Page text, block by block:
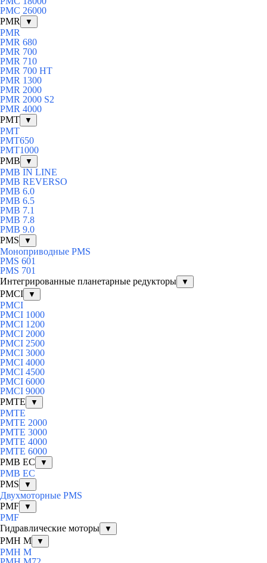
PMC 26000
PMR
▼
PMR
PMR 680
PMR 700
PMR 710
PMR 700 HT
PMR 1300
PMR 2000
PMR 2000 S2
PMR 4000
PMT
▼
PMT
PMT650
PMT1000
PMB
▼
PMB IN LINE
PMB REVERSO
PMB 6.0
PMB 6.5
PMB 7.1
PMB 7.8
PMB 9.0
PMS
▼
Моноприводные PMS
PMS 601
PMS 701
Интегрированные планетарные редукторы
▼
PMCI ▼
PMCI
PMCI 1000
PMCI 1200
PMCI 2000
PMCI 2500
PMCI 3000
PMCI 4000
PMCI 4500
PMCI 6000
PMCI 9000
PMTE
▼
PMTE
PMTE 2000
PMTE 3000
PMTE 4000
PMTE 6000
PMB EC
▼
PMB EC
PMS
▼
Двухмоторные PMS
PMF
▼
PMF
Гидравлические моторы
▼
PMH M ▼
PMH M